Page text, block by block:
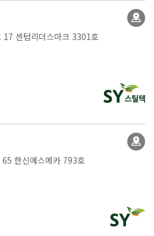
17 센텀리더스마크 3301호
한신에스메카 793호